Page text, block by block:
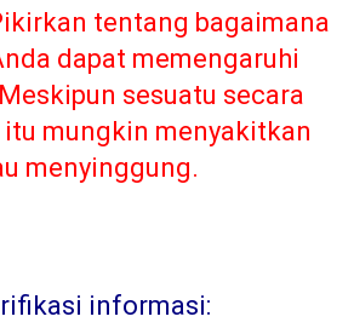
tentang bagaimana
dapat memengaruhi
sesuatu secara
mungkin menyakitkan
menyinggung.
informasi: